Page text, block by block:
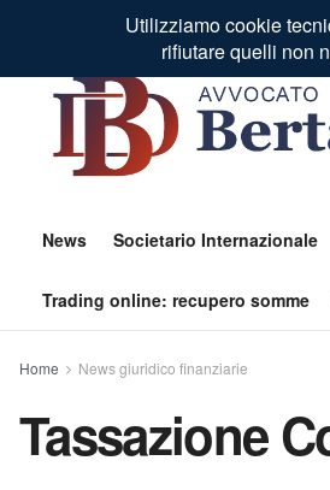
Residenza Fiscale Estero
Profilo Autore
News Societario Internazionale
Trading online: recupero somme
Home News giuridico finanziarie
Tassazione